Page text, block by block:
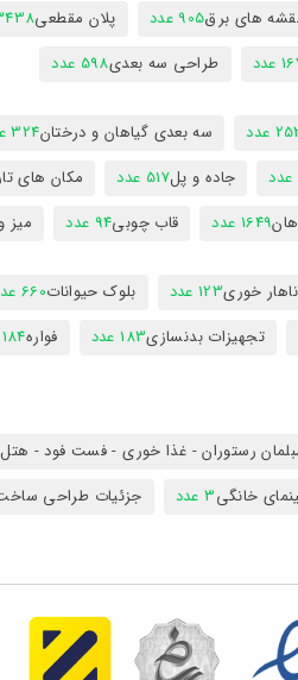
های برق905 عدد پلان مقطعی3438
عدد طراحی سه بعدی598 عدد
عدد سه بعدی گیاهان و درختان324 عدد
جاده و پل517 عدد مکان های
1649 عدد قاب چوبی94 عدد میز
خوری123 عدد بلوک حیوانات660 عدد
تجهیزات بدنسازی183 عدد فواره184 عدد
رستوران - غذا خوری - فست فود - هتل
خانگی3 عدد جزئیات طراحی